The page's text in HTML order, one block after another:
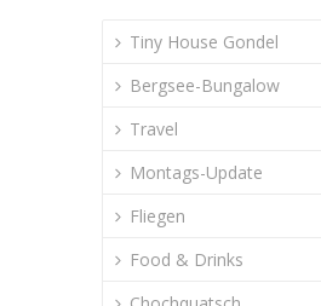
Tiny House Gondel
Bergsee-Bungalow
Travel
Montags-Update
Fliegen
Food & Drinks